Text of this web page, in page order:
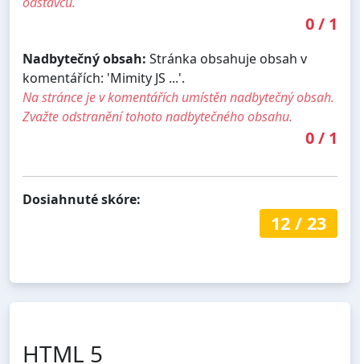
0/ 1
Nadbytečný obsah: Stránka obsahuje obsah v
komentářích: 'Mimity JS ...'.
Na stránce je v komentářích umístěn nadbytečný obsah.
Zvažte odstranění tohoto nadbytečného obsahu.
0/ 1
Dosiahnuté skóre:
12/ 23
HTML 5